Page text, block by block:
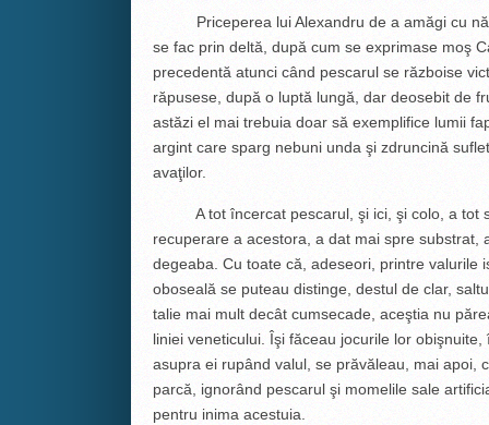
Priceperea lui Alexandru de a amăgi cu
se fac prin deltă, după cum se exprimase moş
precedentă atunci când pescarul se războise
răpusese, după o luptă lungă, dar deosebit de
astăzi el mai trebuia doar să exemplifice lumii
argint care sparg nebuni unda şi zdruncină
avaţilor.
A tot încercat pescarul, şi ici, şi colo, a tot
recuperare a acestora, a dat mai spre
degeaba. Cu toate că, adeseori, printre valurile
oboseală se puteau distinge, destul de clar,
talie mai mult decât cumsecade, aceştia nu
liniei veneticului. Îşi făceau jocurile lor
asupra ei rupând valul, se prăvăleau, mai apoi,
parcă, ignorând pescarul şi momelile sale
pentru inima acestuia.